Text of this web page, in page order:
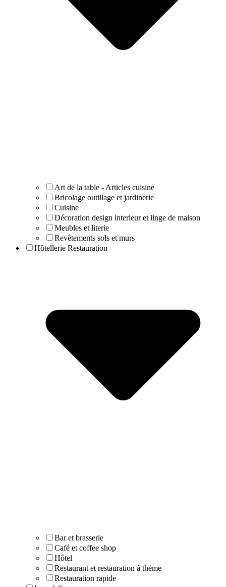
Art de la table - Articles cuisine
Bricolage outillage et jardinerie
Cuisine
Décoration design interieur et linge de maison
Meubles et literie
Revêtements sols et murs
Hôtellerie Restauration
Bar et brasserie
Café et coffee shop
Hôtel
Restaurant et restauration à thème
Restauration rapide